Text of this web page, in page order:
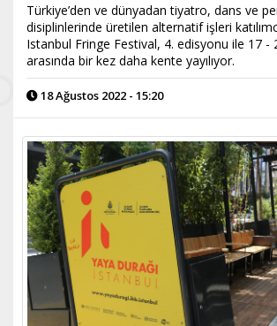
Türkiye’den ve dünyadan tiyatro, dans ve
disiplinlerinde üretilen alternatif işleri
Istanbul Fringe Festival, 4. edisyonu ile 17 -
arasında bir kez daha kente yayılıyor.
18 Ağustos 2022 - 15:20